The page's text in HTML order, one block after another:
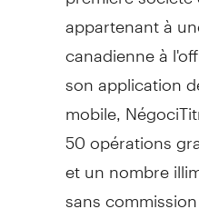
appartenant à
canadienne à
son application
mobile,
50 opérations
et un nombre
sans